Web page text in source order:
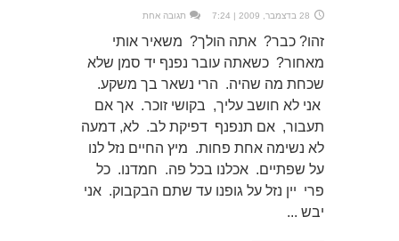
28 בדצמבר, 2009 | 7:24 תגובה אחת
זהו? כבר? אתה הולך? משאיר אותי
מאחור? כשאתה עובר נפנף יד סמן שלא
שכחת מה שהיה. הרי נשאר בך משקע.
אני לא חושב עליך, בקושי זוכר. אך אם
תעבור, אם תנפנף דפיקת לב. לא, דמעה
לא נשימה אחת פחות. מיץ החיים נזל לנו
על שפתיים. אכלנו בכל פה. חמדנו. כל
פרי יין נזל על גופנו עד שתם הבקבוק. אני
יבש ...